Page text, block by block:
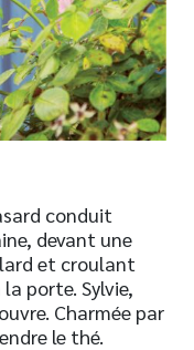
conduit
devant une
et croulant
porte. Sylvie,
Charmée par
le thé.